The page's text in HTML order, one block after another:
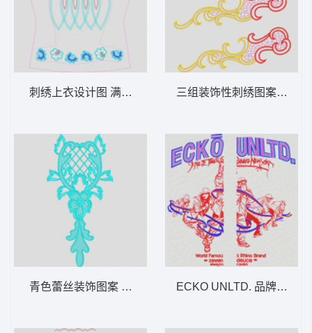
刺绣上衣设计图 满绣衣
青色蕾丝装饰图案 水溶后背
三组装饰性刺绣图案 水溶
ECKO UNLTD. 品牌图案